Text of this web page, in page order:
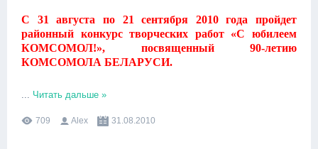
С 31 августа по 21 сентября 2010 года пройдет
районный конкурс творческих работ «С юбилеем
КОМСОМОЛ!», посвященный 90-летию
КОМСОМОЛА БЕЛАРУСИ.
... Читать дальше »
709 Alex 31.08.2010